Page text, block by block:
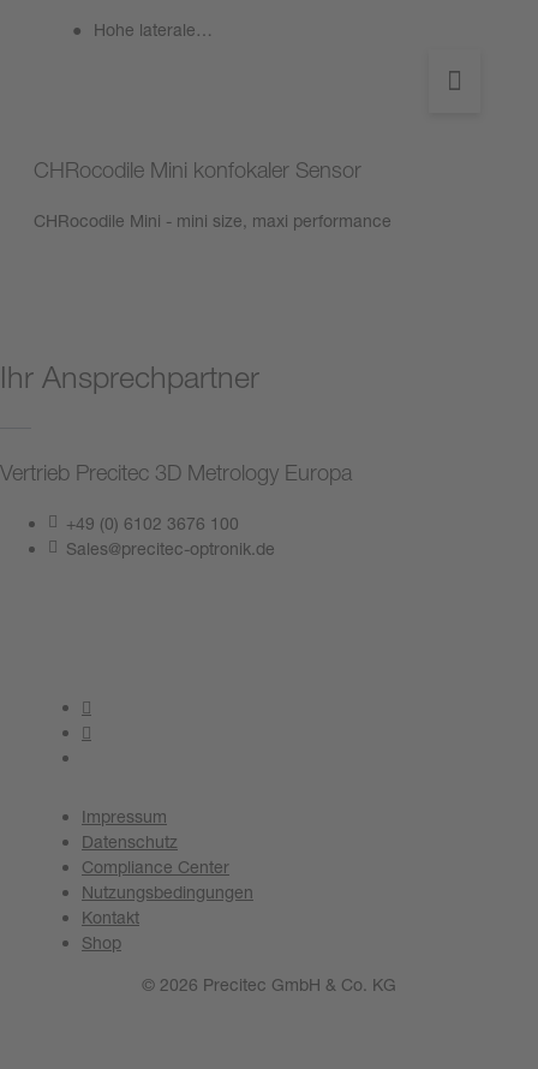
Hohe laterale…
CHRocodile Mini konfokaler Sensor
CHRocodile Mini - mini size, maxi performance
Ihr Ansprechpartner
Vertrieb Precitec 3D Metrology Europa
+49 (0) 6102 3676 100
Sales@precitec-optronik.de
Impressum
Datenschutz
Compliance Center
Nutzungsbedingungen
Kontakt
Shop
© 2026 Precitec GmbH & Co. KG